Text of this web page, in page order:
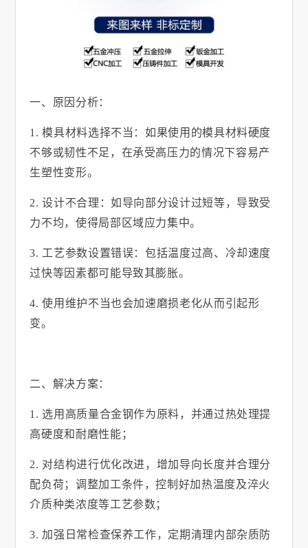
一、原因分析：
1.模具材料选择不当：如果使用的模具材料硬度
不够或韧性不足，在承受高压力的情况下容易产
生塑性变形。
2.设计不合理：如导向部分设计过短等，导致受
力不均，使得局部区域应力集中。
3. 工艺参数设置错误：包括温度过高、冷却速度
过快等因素都可能导致其膨胀。
4.使用维护不当也会加速磨损老化从而引起形
变。
二、解决方案：
1. 选用高质量合金钢作为原料，并通过热处理提
高硬度和耐磨性能；
2. 对结构进行优化改进，增加导向长度并合理分
配负荷；调整加工条件，控制好加热温度及淬火
介质种类浓度等工艺参数；
3.加强日常检查保养工作，定期清理内部杂质防